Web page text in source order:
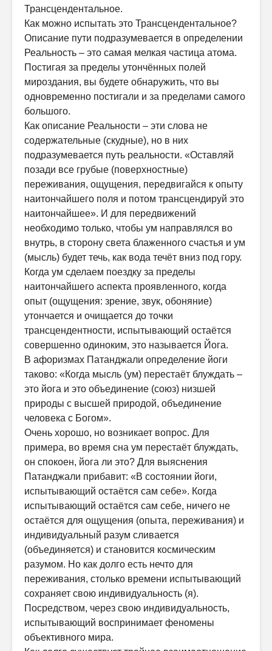
Трансцендентальное.
Как можно испытать это Трансцендентальное?
Описание пути подразумевается в определении
Реальность – это самая мелкая частица атома.
Постигая за пределы утончённых полей
мироздания, вы будете обнаружить, что вы
одновременно постигали и за пределами самого
большого.
Как описание Реальности – эти слова не
содержательные (скудные), но в них
подразумевается путь реальности. «Оставляй
позади все грубые (поверхностные)
переживания, ощущения, передвигайся к опыту
наитончайшего поля и потом трансцендируй это
наитончайшее». И для передвижений
необходимо только, чтобы ум направлялся во
внутрь, в сторону света блаженного счастья и ум
(мысль) будет течь, как вода течёт вниз под гору.
Когда ум сделаем поездку за пределы
наитончайшего аспекта проявленного, когда
опыт (ощущения: зрение, звук, обоняние)
утончается и очищается до точки
трансцендентности, испытывающий остаётся
совершенно одиноким, это называется Йога.
В афоризмах Патанджали определение йоги
таково: «Когда мысль (ум) перестаёт блуждать –
это йога и это объединение (союз) низшей
природы с высшей природой, объединение
человека с Богом».
Очень хорошо, но возникает вопрос. Для
примера, во время сна ум перестаёт блуждать,
он спокоен, йога ли это? Для выяснения
Патанджали прибавит: «В состоянии йоги,
испытывающий остаётся сам себе». Когда
испытывающий остаётся сам себе, ничего не
остаётся для ощущения (опыта, переживания) и
индивидуальный разум сливается
(объединяется) и становится космическим
разумом. Но как долго есть нечто для
переживания, столько времени испытывающий
сохраняет свою индивидуальность (я).
Посредством, через свою индивидуальность,
испытывающий воспринимает феномены
объективного мира.